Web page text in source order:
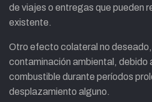
de viajes o entregas que pueden
existente.
Otro efecto colateral no
contaminación ambiental, debido
combustible durante períodos
desplazamiento alguno.